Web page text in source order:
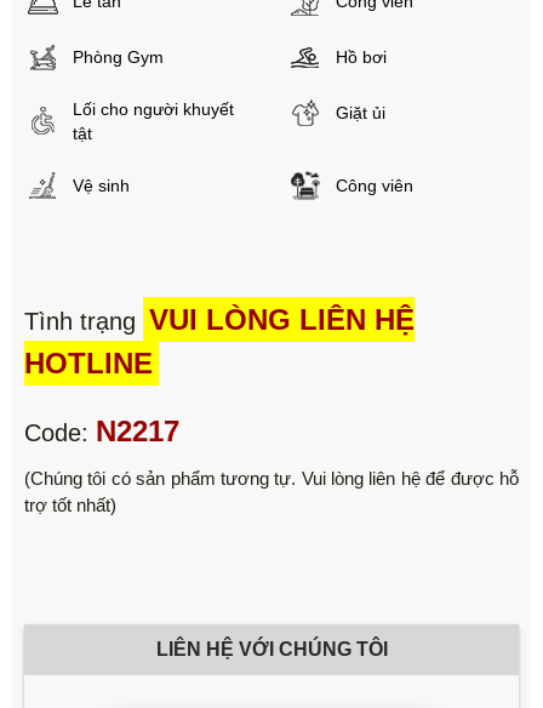
Phòng Gym Hồ bơi
Lối cho người khuyết
tật
Giặt ủi
Vệ sinh Công viên
Tình trạng VUI LÒNG LIÊN HỆ
HOTLINE
Code: N2217
(Chúng tôi có sản phẩm tương tự. Vui lòng liên hệ để được hỗ
trợ tốt nhất)
LIÊN HỆ VỚI CHÚNG TÔI